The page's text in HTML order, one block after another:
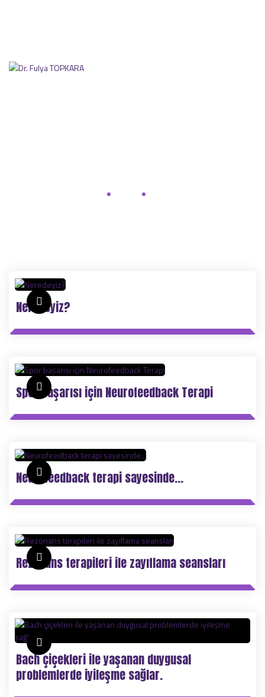
Neredeyiz?
Spor başarısı için Neurofeedback Terapi
Neurofeedback terapi sayesinde...
Rezonans terapileri ile zayıflama seansları
Bach çiçekleri ile yaşanan duygusal
problemlerde iyileşme sağlar.